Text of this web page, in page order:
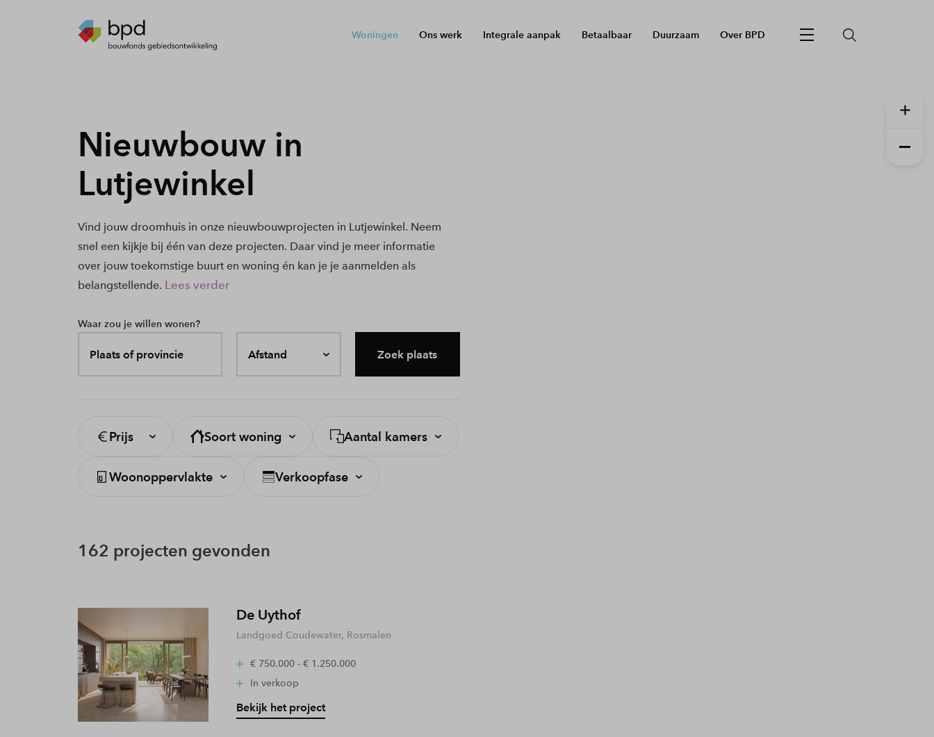
Woningen Ons werk Integrale aanpak Betaalbaar Duurzaam Over BPD
Nieuwbouw in
Lutjewinkel
Vind jouw droomhuis in onze nieuwbouwprojecten in Lutjewinkel. Neem
snel een kijkje bij één van deze projecten. Daar vind je meer informatie
over jouw toekomstige buurt en woning én kan je je aanmelden als
belangstellende. Lees verder
Waar zou je willen wonen?
Plaats of provincie Afstand Zoek plaats
Prijs Soort woning Aantal kamers
Woonoppervlakte Verkoopfase
162 projecten gevonden
De Uythof
Landgoed Coudewater, Rosmalen
€ 750.000 - € 1.250.000
In verkoop
Bekijk het project